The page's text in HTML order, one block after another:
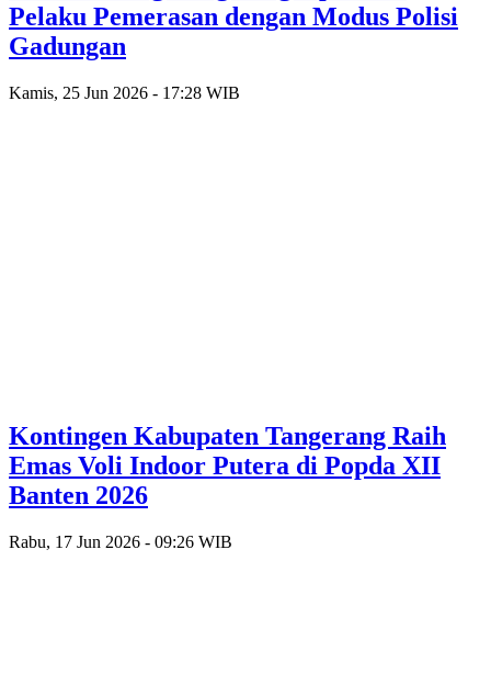
Pelaku Pemerasan dengan Modus Polisi
Gadungan
Kamis, 25 Jun 2026 - 17:28 WIB
Kontingen Kabupaten Tangerang Raih
Emas Voli Indoor Putera di Popda XII
Banten 2026
Rabu, 17 Jun 2026 - 09:26 WIB